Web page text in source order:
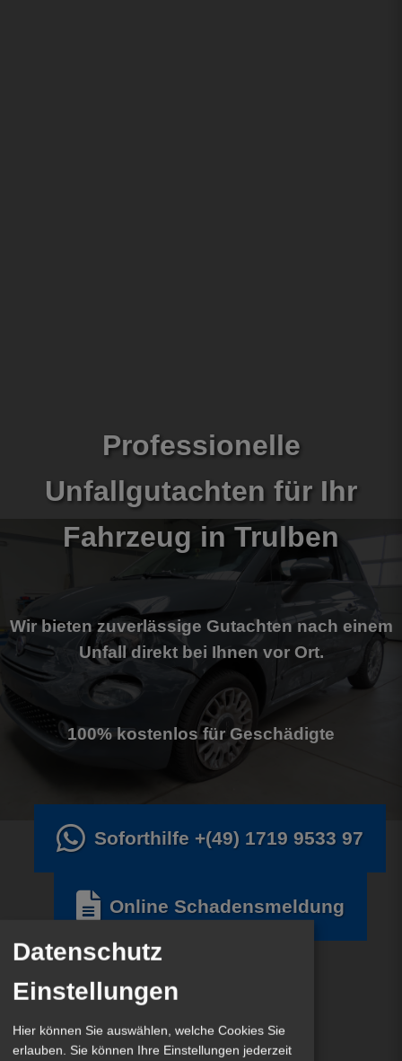
Professionelle
Unfallgutachten für Ihr
Fahrzeug in Trulben
Wir bieten zuverlässige Gutachten nach einem
Unfall direkt bei Ihnen vor Ort.
100% kostenlos für Geschädigte
Soforthilfe +(49) 1719 9533 97
Online Schadensmeldung
Datenschutz
Einstellungen
Hier können Sie auswählen, welche Cookies Sie
erlauben. Sie können Ihre Einstellungen jederzeit